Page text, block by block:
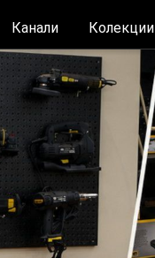
Канали Колекции